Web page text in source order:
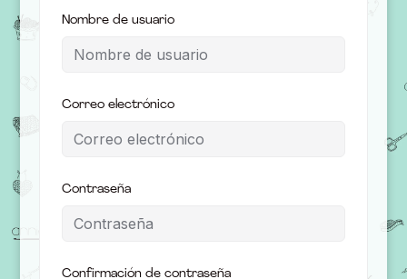
Nombre de usuario
Correo electrónico
Contraseña
Confirmación de contraseña